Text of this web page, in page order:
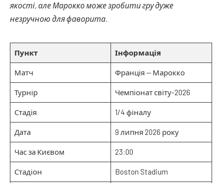
якості, але Марокко може зробити гру дуже
незручною для фаворита.
Пункт Інформація
Матч Франція — Марокко
Турнір Чемпіонат світу-2026
Стадія 1/4 фіналу
Дата 9 липня 2026 року
Час за Києвом 23:00
Стадіон Boston Stadium